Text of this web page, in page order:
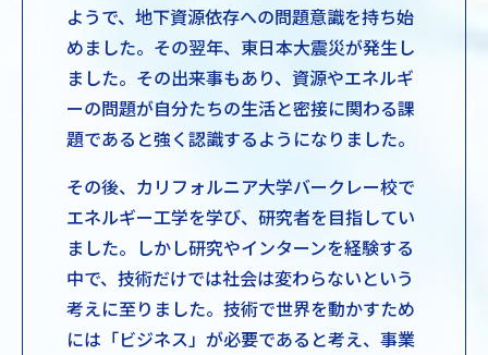
ようで、地下資源依存への問題意識を持ち始
めました。その翌年、東日本大震災が発生し
ました。その出来事もあり、資源やエネルギ
ーの問題が自分たちの生活と密接に関わる課
題であると強く認識するようになりました。
その後、カリフォルニア大学バークレー校で
エネルギー工学を学び、研究者を目指してい
ました。しかし研究やインターンを経験する
中で、技術だけでは社会は変わらないという
考えに至りました。技術で世界を動かすため
には「ビジネス」が必要であると考え、事業